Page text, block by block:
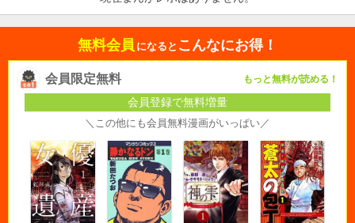
無料会員 になると こんなにお得！
会員限定無料 もっと無料が読める！
会員登録で無料増量
＼この他にも会員無料漫画がいっぱい／